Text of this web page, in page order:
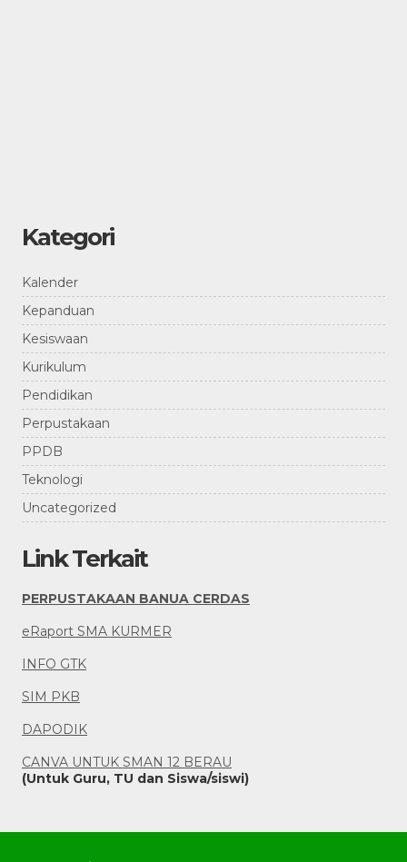
Kategori
Kalender
Kepanduan
Kesiswaan
Kurikulum
Pendidikan
Perpustakaan
PPDB
Teknologi
Uncategorized
Link Terkait
PERPUSTAKAAN BANUA CERDAS
eRaport SMA KURMER
INFO GTK
SIM PKB
DAPODIK
CANVA UNTUK SMAN 12 BERAU
(Untuk Guru, TU dan Siswa/siswi)